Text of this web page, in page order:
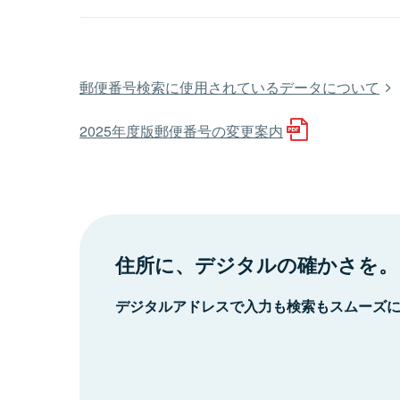
郵便番号検索に使用されているデータについて
2025年度版郵便番号の変更案内
住所に、デジタルの確かさを。
デジタルアドレスで入力も検索もスムーズ